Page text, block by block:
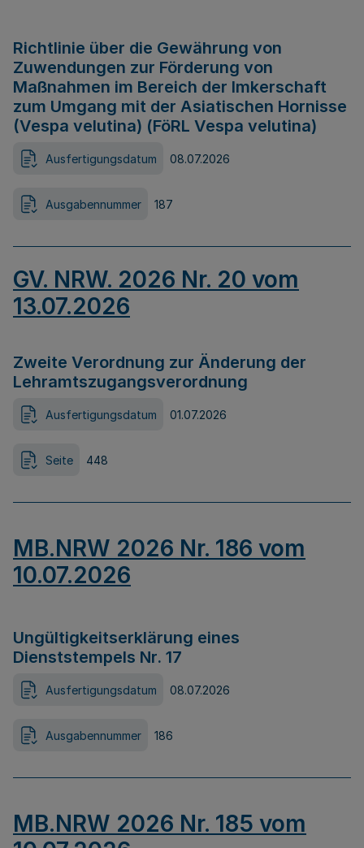
Richtlinie über die Gewährung von
Zuwendungen zur Förderung von
Maßnahmen im Bereich der Imkerschaft
zum Umgang mit der Asiatischen Hornisse
(Vespa velutina) (FöRL Vespa velutina)
Ausfertigungsdatum 08.07.2026
Ausgabennummer 187
GV. NRW. 2026 Nr. 20 vom
13.07.2026
Zweite Verordnung zur Änderung der
Lehramtszugangsverordnung
Ausfertigungsdatum 01.07.2026
Seite 448
MB.NRW 2026 Nr. 186 vom
10.07.2026
Ungültigkeitserklärung eines
Dienststempels Nr. 17
Ausfertigungsdatum 08.07.2026
Ausgabennummer 186
MB.NRW 2026 Nr. 185 vom